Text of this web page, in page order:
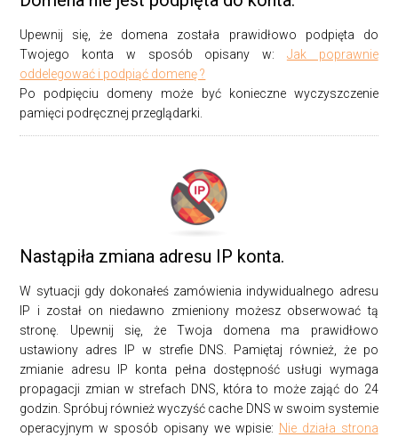
Upewnij się, że domena została prawidłowo podpięta do
Twojego konta w sposób opisany w: Jak poprawnie
oddelegować i podpiąć domenę ?
Po podpięciu domeny może być konieczne wyczyszczenie
pamięci podręcznej przeglądarki.
Nastąpiła zmiana adresu IP konta.
W sytuacji gdy dokonałeś zamówienia indywidualnego adresu
IP i został on niedawno zmieniony możesz obserwować tą
stronę. Upewnij się, że Twoja domena ma prawidłowo
ustawiony adres IP w strefie DNS. Pamiętaj również, że po
zmianie adresu IP konta pełna dostępność usługi wymaga
propagacji zmian w strefach DNS, która to może zająć do 24
godzin. Spróbuj również wyczyść cache DNS w swoim systemie
operacyjnym w sposób opisany we wpisie: Nie działa strona